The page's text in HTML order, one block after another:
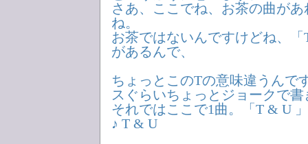
さあ、ここでね、お茶の曲が
ね。
お茶ではないんですけどね、
があるんで、
ちょっとこのTの意味違うんで
スぐらいちょっとジョークで
それではここで1曲。「T & U
♪ T & U